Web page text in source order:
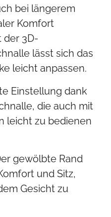
bei längerem
Komfort
der 3D-
lässt sich das
leicht anpassen.
Einstellung dank
die auch mit
leicht zu bedienen
gewölbte Rand
und Sitz,
Gesicht zu